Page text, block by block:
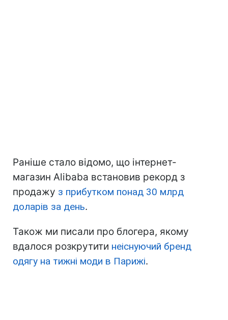
Раніше стало відомо, що інтернет-
магазин Alibaba встановив рекорд з
продажу з прибутком понад 30 млрд
доларів за день.
Також ми писали про блогера, якому
вдалося розкрутити неіснуючий бренд
одягу на тижні моди в Парижі.